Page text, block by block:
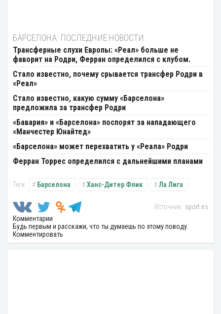
БАРСЕЛОНА: ПОСЛЕДНИЕ НОВОСТИ
Трансферные слухи Европы: «Реал» больше не
фаворит на Родри, Ферран определился с клубом.
Стало известно, почему срывается трансфер Родри в
«Реал»
Стало известно, какую сумму «Барселона»
предложила за трансфер Родри
«Бавария» и «Барселона» поспорят за нападающего
«Манчестер Юнайтед»
«Барселона» может перехватить у «Реала» Родри
Ферран Торрес определился с дальнейшими планами
Барселона Ханс-Дитер Флик Ла Лига
sport.es
Комментарии
Будь первым и расскажи, что ты думаешь по этому поводу.
Комментировать